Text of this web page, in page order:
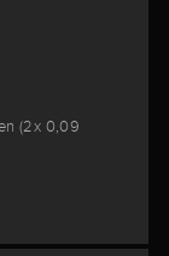
(2x 0,09